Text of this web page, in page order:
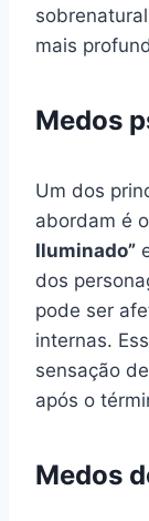
mais
Medos
Um dos
abordam é
Iluminado”
dos
pode ser
internas.
sensação
após o
Medos